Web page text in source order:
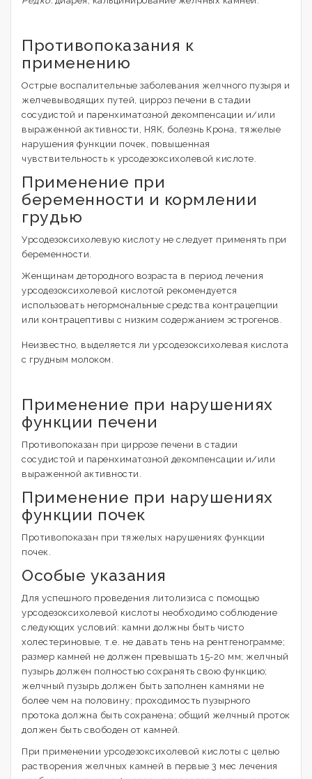
Противопоказания к
применению
Острые воспалительные заболевания желчного пузыря и
желчевыводящих путей, цирроз печени в стадии
сосудистой и паренхиматозной декомпенсации и/или
выраженной активности, НЯК, болезнь Крона, тяжелые
нарушения функции почек, повышенная
чувствительность к урсодезоксихолевой кислоте.
Применение при
беременности и кормлении
грудью
Урсодезоксихолевую кислоту не следует применять при
беременности.
Женщинам детородного возраста в период лечения
урсодезоксихолевой кислотой рекомендуется
использовать негормональные средства контрацепции
или контрацептивы с низким содержанием эстрогенов.
Неизвестно, выделяется ли урсодезоксихолевая кислота
с грудным молоком.
Применение при нарушениях
функции печени
Противопоказан при циррозе печени в стадии
сосудистой и паренхиматозной декомпенсации и/или
выраженной активности.
Применение при нарушениях
функции почек
Противопоказан при тяжелых нарушениях функции
почек.
Особые указания
Для успешного проведения литолизиса с помощью
урсодезоксихолевой кислоты необходимо соблюдение
следующих условий: камни должны быть чисто
холестериновые, т.е. не давать тень на рентгенограмме;
размер камней не должен превышать 15-20 мм; желчный
пузырь должен полностью сохранять свою функцию;
желчный пузырь должен быть заполнен камнями не
более чем на половину; проходимость пузырного
протока должна быть сохранена; общий желчный проток
должен быть свободен от камней.
При применении урсодезоксихолевой кислоты с целью
растворения желчных камней в первые 3 мес лечения